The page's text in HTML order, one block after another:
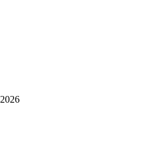
2026